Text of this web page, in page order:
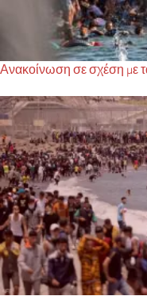
Ανακοίνωση σε σχέση με